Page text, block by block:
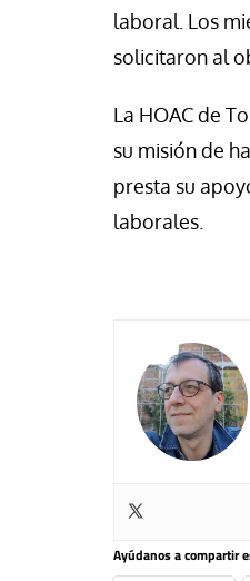
laboral. Los
solicitaron al
La HOAC de
su misión de
presta su
laborales.
Ayúdanos a compartir